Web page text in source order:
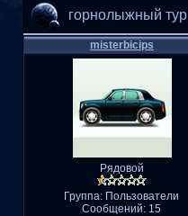
горнолыжный тур
misterbicips
Рядовой
Группа: Пользователи
Сообщений: 15